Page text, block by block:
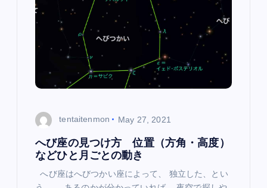
tentaitenmon May 27, 2021
へび座の見つけ方 位置（方角・高度）
などひと月ごとの動き
へび座はへびつかい座によって、 独立した、とい